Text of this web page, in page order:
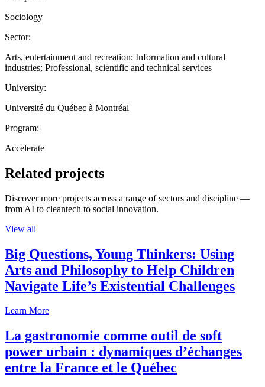
Sociology
Sector:
Arts, entertainment and recreation; Information and cultural
industries; Professional, scientific and technical services
University:
Université du Québec à Montréal
Program:
Accelerate
Related projects
Discover more projects across a range of sectors and discipline —
from AI to cleantech to social innovation.
View all
Big Questions, Young Thinkers: Using
Arts and Philosophy to Help Children
Navigate Life’s Existential Challenges
Learn More
La gastronomie comme outil de soft
power urbain : dynamiques d’échanges
entre la France et le Québec